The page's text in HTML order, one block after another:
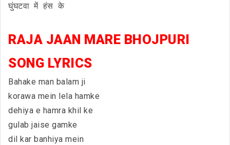
घुंघटवा में हंस के
RAJA JAAN MARE BHOJPURI
SONG LYRICS
Bahake man balam ji
korawa mein lela hamke
dehiya e hamra khil ke
gulab jaise gamke
dil kar banhiya mein